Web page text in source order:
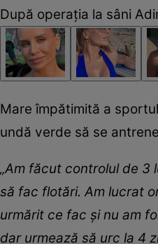
După operația la sâni
Mare împătimită a
undă verde să se
„Am făcut controlul de 3
să fac flotări. Am lucrat
urmărit ce fac și nu am
dar urmează să urc la 4